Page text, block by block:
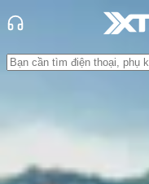
So Sánh
Tin MớiĐánh Giá -